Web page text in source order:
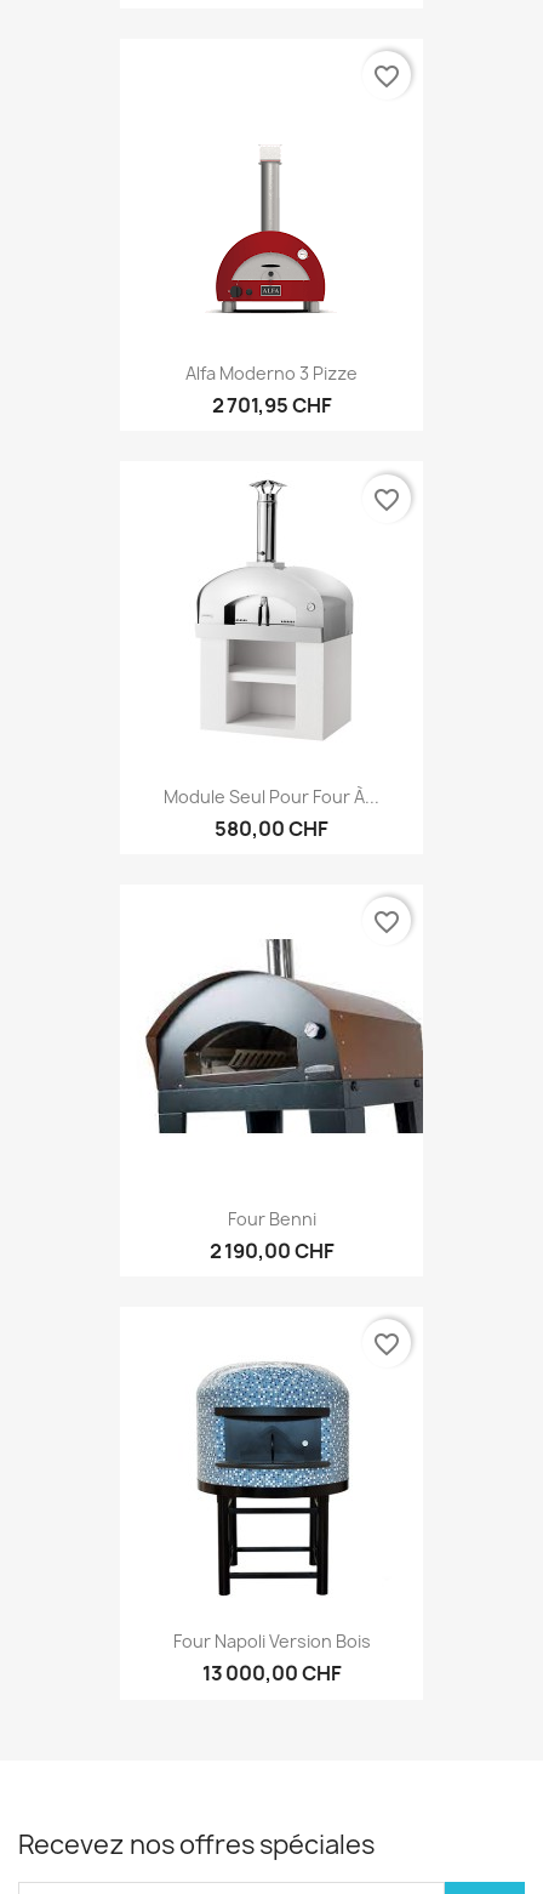
Alfa Moderno 3 Pizze
2 701,95 CHF
favorite_border
Module Seul Pour Four À...
580,00 CHF
favorite_border
Four Benni
2 190,00 CHF
favorite_border
Four Napoli Version Bois
13 000,00 CHF
favorite_border
Recevez nos offres spéciales